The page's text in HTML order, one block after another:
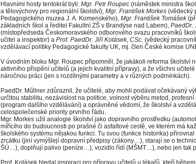
Hlavními hosty tentokrát byli: Mgr. Petr Roupec (náměstek ministra
a tělovýchovy pro regionální školství), Mgr. František Morkes (vědecký
Pedagogického muzea J. A. Komenského), Mgr. František Tomášek
základních škol a ředitel Fakultní ZŠ v Brandýse nad Labem), PaedDr.
(místopředseda Českomoravského odborového svazu pracovníků
učitel a inspektor) a Prof. PaedDr. Jiří Kotásek, CSc. (vědecký
vzdělávací politiky Pedagogické fakulty UK, mj. člen České komise
V úvodním bloku Mgr. Roupec připomněl, že jakákoli reforma školství
aktivního přispění učitelů (a jejich kvalitní přípravy), a že všichni
náročnou práci (jen s rozdílnými parametry a v různých podmínkách).
PaedDr. Műllner zdůraznil, že učitelé, aby mohli podávat očekávaný
určitou stabilitu, nezávislost na politice, volnost výběru metod, profesní
(program dalšího vzdělávání) a oprávněné vědomí, že školství a
celospolečenské priority prvního řádu.
Mgr. Morkes užil analogie školství jako dopravního prostředku
mířícího do budoucnosti po prašné či asfaltové cestě, ve kterém má
školského systému nějakou funkci. Tu svou (funkce historika) přirovnal
zrcátku (jiní vymýšlejí dopravní předpisy (zákony…), starají se o
ŠÚ…), doplňují palivo (peníze…), vozidlo řídí (MŠMT…), nebo jen tak
Prof. Kotásek hledal inspiraci pro přípravu učitelů u lékařů, kteří